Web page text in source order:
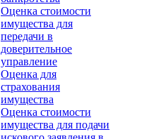
Оценка стоимости
имущества для
передачи в
доверительное
управление
Оценка для
страхования
имущества
Оценка стоимости
имущества для подачи